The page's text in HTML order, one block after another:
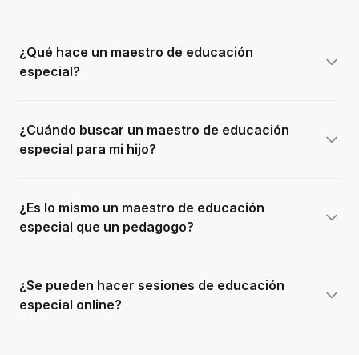
¿Qué hace un maestro de educación
especial?
¿Cuándo buscar un maestro de educación
especial para mi hijo?
¿Es lo mismo un maestro de educación
especial que un pedagogo?
¿Se pueden hacer sesiones de educación
especial online?